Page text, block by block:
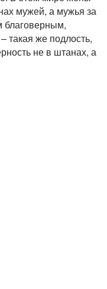
мужей, а мужья за
благоверным,
такая же подлость,
не в штанах, а